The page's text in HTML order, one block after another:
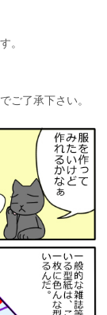
。
ご了承下さい。